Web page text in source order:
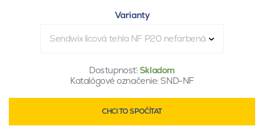
Varianty
Sendwix lícová tehla NF P20 nefarbená
Dostupnosť:Skladom
Katalógové označenie: SND-NF
CHCI TO SPOČÍTAT